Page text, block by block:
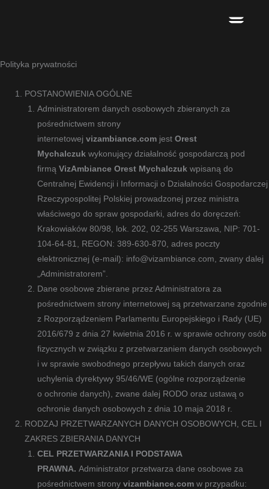
Polityka prywatności
POSTANOWIENIA OGÓLNE
Administratorem danych osobowych zbieranych za
pośrednictwem strony
internetowej vizambiance.comjest Orest
Mychalczuk wykonujący działalność gospodarczą pod
firmą VizAmbiance Orest Mychalczuk wpisaną do
Centralnej Ewidencji i Informacji o Działalności Gospodarczej
Rzeczypospolitej Polskiej prowadzonej przez ministra
właściwego do spraw gospodarki, adres do doręczeń:
Krakowiaków 80/98, lok. 202, 02-255 Warszawa, NIP: 701-
104-64-81, REGON: 389-630-870, adres poczty
elektronicznej (e-mail): info@vizambiance.com, zwany dalej
„Administratorem”.
Dane osobowe zbierane przez Administratora za
pośrednictwem strony internetowej są przetwarzane zgodnie
z Rozporządzeniem Parlamentu Europejskiego i Rady (UE)
2016/679 z dnia 27 kwietnia 2016 r. w sprawie ochrony osób
fizycznych w związku z przetwarzaniem danych osobowych
i w sprawie swobodnego przepływu takich danych oraz
uchylenia dyrektywy 95/46/WE (ogólne rozporządzenie
o ochronie danych), zwane dalej RODO oraz ustawą o
ochronie danych osobowych z dnia 10 maja 2018 r.
RODZAJ PRZETWARZANYCH DANYCH OSOBOWYCH, CEL I
ZAKRES ZBIERANIA DANYCH
CEL PRZETWARZANIA I PODSTAWA
PRAWNA. Administrator przetwarza dane osobowe za
pośrednictwem strony vizambiance.comw przypadku: